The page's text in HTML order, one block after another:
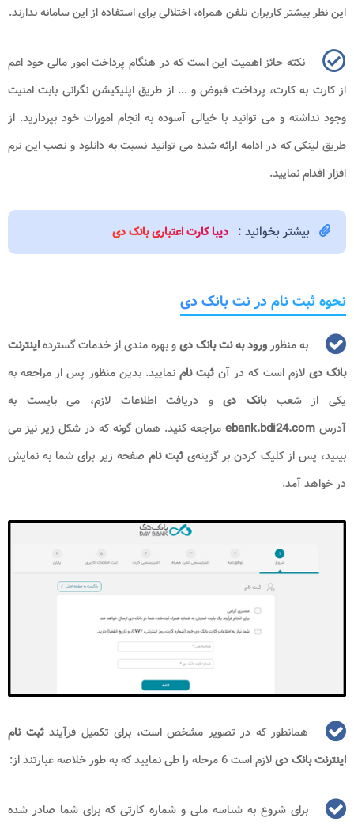
این نظر بیشتر کاربران تلفن همراه، اختلالی برای استفاده از این سامانه ندارند.
نکته حائز اهمیت این است که در هنگام پرداخت امور مالی خود اعم
از کارت به کارت، پرداخت قبوض و ... از طریق اپلیکیشن نگرانی بابت امنیت
وجود نداشته و می ‌توانید با خیالی آسوده به انجام امورات خود بپردازید. از
طریق لینکی که در ادامه ارائه شده می توانید نسبت به دانلود و نصب این نرم
افزار افدام نمایید.
بیشتر بخوانید : دیبا کارت اعتباری بانک دی
نحوه ثبت نام در نت بانک دی
به منظورورود به نت بانک دیو بهره مندی از خدمات گستردهاینترنت
بانک دی لازم است که در آن ثبت نامنمایید. بدین منظور پس از مراجعه به
یکی از شعببانک دیو دریافت اطلاعات لازم، می‌ بایست به
آدرس ebank.bdi24.com مراجعه کنید. همان گونه که در شکل زیر نیز می
‌بینید، پس از کلیک کردن بر گزینه‌ی ثبت نام صفحه‌ زیر برای شما به نمایش
در خواهد آمد.
همانطور که در تصویر مشخص است، برای تکمیل فرآیند ثبت نام
اینترنت بانک دیلازم است 6 مرحله را طی نمایید که به طور خلاصه عبارتند از:
برای شروع به شناسه ملی و شماره کارتی که برای شما صادر شده